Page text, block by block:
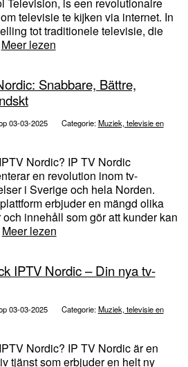
Television, is een revolutionaire
televisie te kijken via internet. In
tot traditionele televisie, die
Meer lezen
Snabbare, Bättre,
03-03-2025 Categorie:Muziek, televisie en
Nordic? IP TV Nordic
en revolution inom tv-
i Sverige och hela Norden.
erbjuder en mängd olika
och innehåll som gör att kunder kan
Meer lezen
IPTV Nordic – Din nya tv-
03-03-2025 Categorie:Muziek, televisie en
Nordic? IP TV Nordic är en
tjänst som erbjuder en helt ny